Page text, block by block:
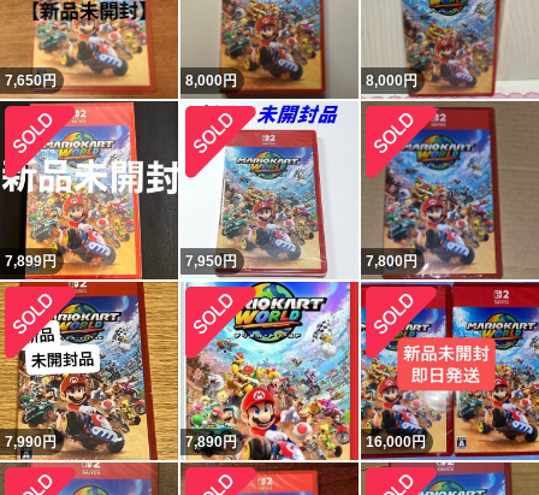
7,650円 8,000円 8,000円
7,899円 7,950円 7,800円
7,990円 7,890円 16,000円